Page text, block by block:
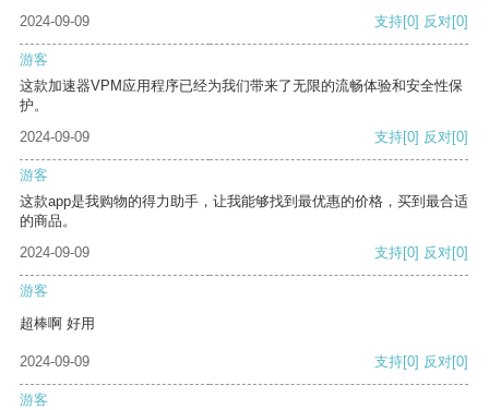
2024-09-09
支持[0] 反对[0]
游客
这款加速器VPM应用程序已经为我们带来了无限的流畅体验和安全性保
护。
2024-09-09
支持[0] 反对[0]
游客
这款app是我购物的得力助手，让我能够找到最优惠的价格，买到最合适
的商品。
2024-09-09
支持[0] 反对[0]
游客
超棒啊 好用
2024-09-09 支持[0] 反对[0]
游客